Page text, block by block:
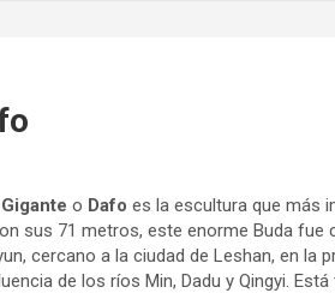
o Dafo es la escultura que más
sus 71 metros, este enorme Buda fue
cercano a la ciudad de Leshan, en la
de los ríos Min, Dadu y Qingyi. Está